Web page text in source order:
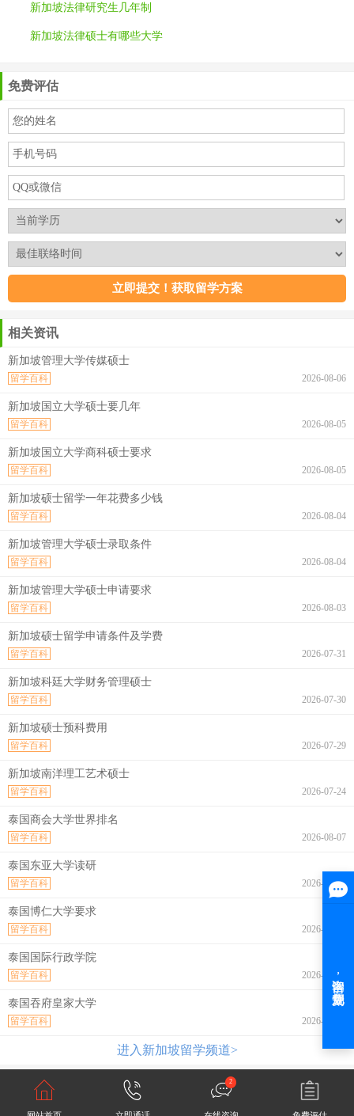
新加坡法律研究生几年制
新加坡法律硕士有哪些大学
免费评估
相关资讯
新加坡管理大学传媒硕士
2026-08-06
留学百科
新加坡国立大学硕士要几年
2026-08-05
留学百科
新加坡国立大学商科硕士要求
2026-08-05
留学百科
新加坡硕士留学一年花费多少钱
2026-08-04
留学百科
新加坡管理大学硕士录取条件
2026-08-04
留学百科
新加坡管理大学硕士申请要求
2026-08-03
留学百科
新加坡硕士留学申请条件及学费
2026-07-31
留学百科
新加坡科廷大学财务管理硕士
2026-07-30
留学百科
新加坡硕士预科费用
2026-07-29
留学百科
新加坡南洋理工艺术硕士
2026-07-24
留学百科
泰国商会大学世界排名
2026-08-07
留学百科
泰国东亚大学读研
2026-08-07
留学百科
泰国博仁大学要求
2026-08-07
留学百科
泰国国际行政学院
2026-08-07
留学百科
泰国吞府皇家大学
2026-08-07
留学百科
进入新加坡留学频道>
2